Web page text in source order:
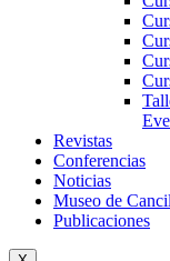
Revistas
Conferencias
Noticias
Museo de
Publicaciones